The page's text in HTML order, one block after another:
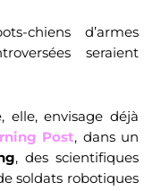
chiens d’armes
seraient
elle, envisage déjà
Post, dans un
, des scientifiques
soldats robotiques